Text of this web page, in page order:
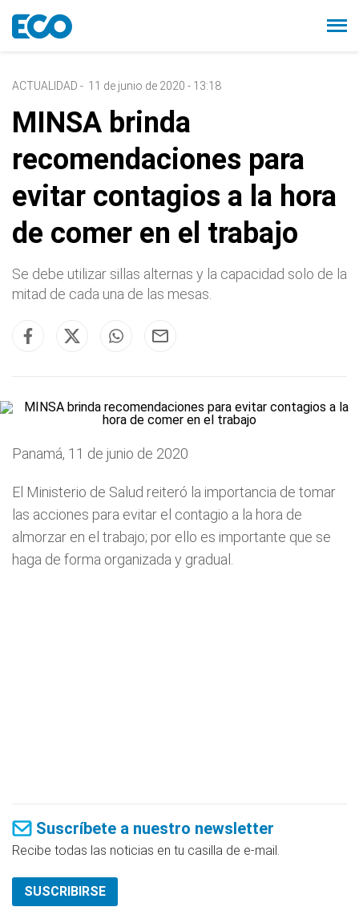
ACTUALIDAD - 11 de junio de 2020 - 13:18
MINSA brinda
recomendaciones para
evitar contagios a la hora
de comer en el trabajo
Se debe utilizar sillas alternas y la capacidad solo de la
mitad de cada una de las mesas.
Panamá, 11 de junio de 2020
El Ministerio de Salud reiteró la importancia de tomar
las acciones para evitar el contagio a la hora de
almorzar en el trabajo; por ello es importante que se
haga de forma organizada y gradual.
Suscríbete a nuestro newsletter
Recibe todas las noticias en tu casilla de e-mail.
SUSCRIBIRSE